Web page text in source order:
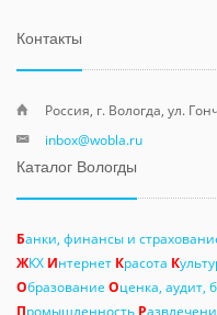
Контакты
Россия, г. Вологда, ул.
inbox@wobla.ru
Каталог Вологды
Банки, финансы и
ЖКХ Интернет Красота К
Образование Оценка, аудит,
Промышленность Р